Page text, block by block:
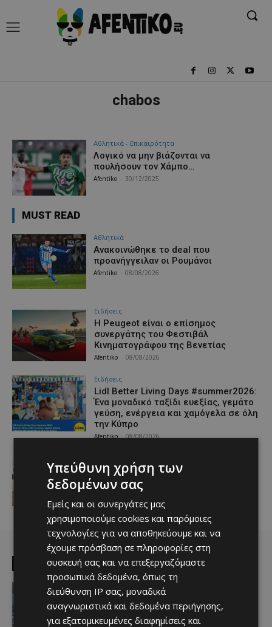
chabos
Αθλητικά - Επικαιρότητα
Λογικό να μην βιάζονται να
πουλήσουν τον Χάμπο…
Afentiko 30/12/2025
MUST READ
Αθλητικά
Aνακοινώθηκε το deal που
προανήγγειλαν οι Ρουμάνοι
Afentiko 08/08/2026
Ειδήσεις
Η Peugeot είναι ο επίσημος
συνεργάτης του Φεστιβάλ
Κινηματογράφου της Βενετίας
Afentiko 08/08/2026
Ειδήσεις
Lidl Better Living Days #summer2026:
Ένα μοναδικό ταξίδι ευεξίας, γεμάτο
γεύση, ενέργεια και χαμόγελα σε όλη
την Κύπρο
Afentiko - 08/08/2026
ΚΥΠΡΙΑΚΟΣ ΤΥΠΟΣ: Στο επίκεντρο οι
διορισμοί στους ημικρατικούς, οι
Προεδρικές του 2028 και ο GSI
08/08/2026
EDITOR PICKS
Απόλλων
Πολύ μεγάλο ενδιαφέρον για ένα
«μαγικό χαρτάκι»
Afentiko - 06/08/2026
Υπεύθυνη χρήση των
δεδομένων σας
Εμείς και οι συνεργάτες μας
χρησιμοποιούμε cookies και παρόμοιες
τεχνολογίες για να αποθηκεύουμε και να
έχουμε πρόσβαση σε πληροφορίες στη
συσκευή σας και να επεξεργαζόμαστε
προσωπικά δεδομένα, όπως τη
διεύθυνση IP σας, μοναδικά
αναγνωριστικά και δεδομένα περιήγησης,
για εξατομικευμένες διαφημίσεις και